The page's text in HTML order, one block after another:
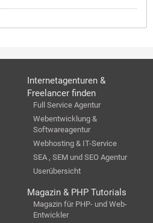
Internetagenturen &
Freelancer finden
Full Service Agentur
Webentwicklung &
Softwareagentur
Webhosting & IT-Service
SEA , SEM und SEO Agentur
Userübersicht
Magazin & PHP Tutorials
Magazin für PHP- und Web-
Entwickler